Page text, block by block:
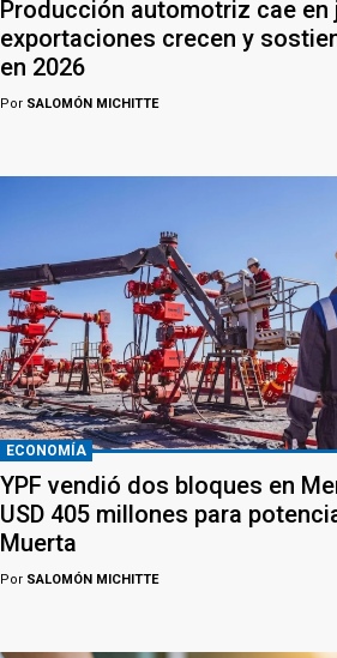
Producción automotriz cae en
exportaciones crecen y
en 2026
Por SALOMÓN MICHITTE
ECONOMÍA
YPF vendió dos bloques en
USD 405 millones para
Muerta
Por SALOMÓN MICHITTE